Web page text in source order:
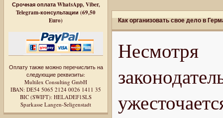
Срочная оплата WhatsApp, Viber,
Telegram-консультации (69,50
Euro)
Оплату также можно перечислить на
следующие реквизиты:
Multilex Consulting GmbH
IBAN: DE54 5065 2124 0026 1411 35
BIC (SWIFT): HELADEF1SLS
Sparkasse Langen-Seligenstadt
Как организовать свое дело в